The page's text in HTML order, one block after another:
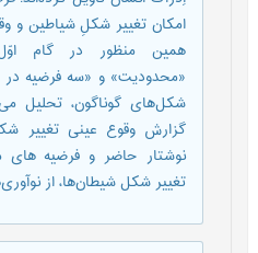
امکان تغییر شکلِ شیاطین و
همین منظور در گام اوّل
«محدودیت» و «سه فرضیه در
شکل‌های گوناگون، تحلیل
گزارش وقوع عینی تغییر
نوشتار حاضر و فرضیه
تغییر شکل شیطان‌ها، از